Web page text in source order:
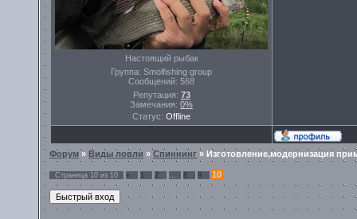
Настоящий рыбак
Группа: Smolfishing group
Сообщений: 568
Репутация: 73
Замечания: 0%
Статус: Offline
Форум » Виды ловли » Спиннинг » Изготовление,модернизация
Страница 10 из 10 « 1 2 … 8 9 10